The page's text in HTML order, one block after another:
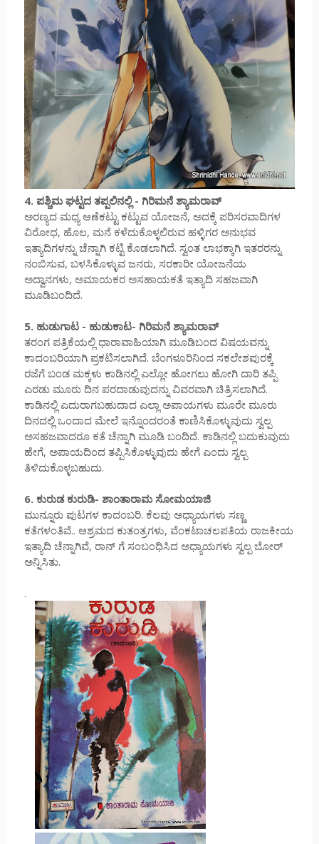
4. ಪಶ್ಚಿಮ ಘಟ್ಟದ ತಪ್ಪಲಿನಲ್ಲಿ - ಗಿರಿಮನೆ ಶ್ಯಾಮರಾವ್
ಅರಣ್ಯದ ಮಧ್ಯ ಆಣೆಕಟ್ಟು ಕಟ್ಟುವ ಯೋಜನೆ, ಅದಕ್ಕೆ ಪರಿಸರವಾದಿಗಳ
ವಿರೋಧ, ಹೊಲ, ಮನೆ ಕಳೆದುಕೊಳ್ಳಲಿರುವ ಹಳ್ಳಿಗರ ಅನುಭವ
ಇತ್ಯಾದಿಗಳನ್ನು ಚೆನ್ನಾಗಿ ಕಟ್ಟಿ ಕೊಡಲಾಗಿದೆ. ಸ್ವಂತ ಲಾಭಕ್ಕಾಗಿ ಇತರರನ್ನು
ನಂಬಿಸುವ, ಬಳಸಿಕೊಳ್ಳುವ ಜನರು, ಸರಕಾರೀ ಯೋಜನೆಯ
ಅದ್ವಾನಗಳು, ಅಮಾಯಕರ ಅಸಹಾಯಕತೆ ಇತ್ಯಾದಿ ಸಹಜವಾಗಿ
ಮೂಡಿಬಂದಿದೆ.
5. ಹುಡುಗಾಟ - ಹುಡುಕಾಟ- ಗಿರಿಮನೆ ಶ್ಯಾಮರಾವ್
ತರಂಗ ಪತ್ರಿಕೆಯಲ್ಲಿ ಧಾರಾವಾಹಿಯಾಗಿ ಮೂಡಿಬಂದ ವಿಷಯವನ್ನು
ಕಾದಂಬರಿಯಾಗಿ ಪ್ರಕಟಿಸಲಾಗಿದೆ. ಬೆಂಗಳೂರಿನಿಂದ ಸಕಲೇಶಪುರಕ್ಕೆ
ರಜೆಗೆ ಬಂಡ ಮಕ್ಕಳು ಕಾಡಿನಲ್ಲಿ ಎಲ್ಲೋ ಹೋಗಲು ಹೋಗಿ ದಾರಿ ತಪ್ಪಿ
ಎರಡು ಮೂರು ದಿನ ಪರದಾಡುವುದನ್ನು ವಿವರವಾಗಿ ಚಿತ್ರಿಸಲಾಗಿದೆ.
ಕಾಡಿನಲ್ಲಿ ಎದುರಾಗಬಹುದಾದ ಎಲ್ಲಾ ಅಪಾಯಗಳು ಮೂರೇ ಮೂರು
ದಿನದಲ್ಲಿ ಒಂದಾದ ಮೇಲೆ ಇನ್ನೊಂದರಂತೆ ಕಾಣಿಸಿಕೊಳ್ಳುವುದು ಸ್ವಲ್ಪ
ಅಸಹಜವಾದರೂ ಕತೆ ಚೆನ್ನಾಗಿ ಮೂಡಿ ಬಂದಿದೆ. ಕಾಡಿನಲ್ಲಿ ಬದುಕುವುದು
ಹೇಗೆ, ಅಪಾಯದಿಂದ ತಪ್ಪಿಸಿಕೊಳ್ಳುವುದು ಹೇಗೆ ಎಂದು ಸ್ವಲ್ಪ
ತಿಳಿದುಕೊಳ್ಳಬಹುದು.
6. ಕುರುಡ ಕುರುಡಿ- ಶಾಂತಾರಾಮ ಸೋಮಯಾಜಿ
ಮುನ್ನೂರು ಪುಟಗಳ ಕಾದಂಬರಿ. ಕೆಲವು ಅಧ್ಯಾಯಗಳು ಸಣ್ಣ
ಕತೆಗಳಂತಿವೆ.. ಆಶ್ರಮದ ಕುತಂತ್ರಗಳು, ವೆಂಕಟಾಚಲಪತಿಯ ರಾಜಕೀಯ
ಇತ್ಯಾದಿ ಚೆನ್ನಾಗಿವೆ, ರಾನ್ ಗೆ ಸಂಬಂಧಿಸಿದ ಅಧ್ಯಾಯಗಳು ಸ್ವಲ್ಪ ಬೋರ್
ಅನ್ನಿಸಿತು.
.